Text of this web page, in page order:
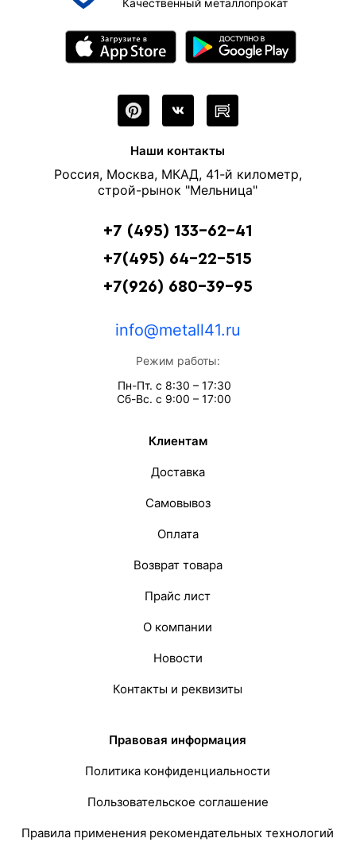
Качественный металлопрокат
Наши контакты
Россия, Москва, МКАД, 41-й километр,
строй-рынок "Мельница"
+7 (495) 133-62-41
+7(495) 64-22-515
+7(926) 680-39-95
info@metall41.ru
Режим работы:
Пн-Пт. с 8:30 – 17:30
Сб-Вс. с 9:00 – 17:00
Клиентам
Доставка
Самовывоз
Оплата
Возврат товара
Прайс лист
О компании
Новости
Контакты и реквизиты
Правовая информация
Политика конфиденциальности
Пользовательское соглашение
Правила применения рекомендательных технологий